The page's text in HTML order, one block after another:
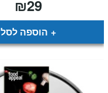
₪29
הוספה לסל